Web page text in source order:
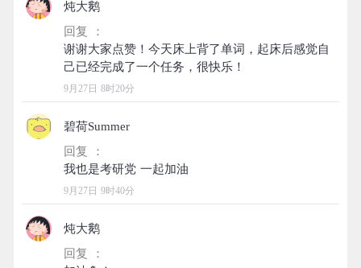
炖大鹅
回复 ：
谢谢大家点赞！今天床上背了单词，起床后感觉自
9月27日 8时20分
碧荷Summer
回复 ：
9月27日 9时40分
炖大鹅
回复 ：